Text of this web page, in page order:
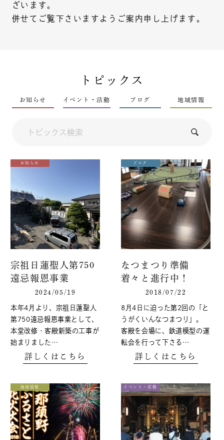
ざいます。
併せてご覧下さいますようご案内申し上げます。
トピックス
お知らせ イベント・活動 ブログ 地域情報
お知らせ
宗祖日蓮聖人第750
遠忌報恩事業
2024/05/19
本年4月より、宗祖日蓮聖人
第750遠忌報恩事業として、
本堂改修・客殿新築の工事が
始まりました…
詳しくはこちら
ブログ
なつまつり準備
着々と進行中！
2018/07/22
8月4日に迫った第2回の「と
うがくいんなつまつり」。
客殿を会場に、鉄道模型の運
転会を行って下さる…
詳しくはこちら
地域情報 イベント・活動